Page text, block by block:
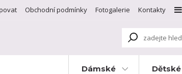
Obchodní podmínky Fotogalerie Kontakty
Dámské Dětské